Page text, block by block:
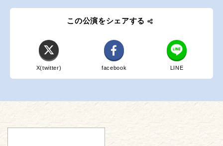
この公演をシェアする
X(twitter) facebook LINE